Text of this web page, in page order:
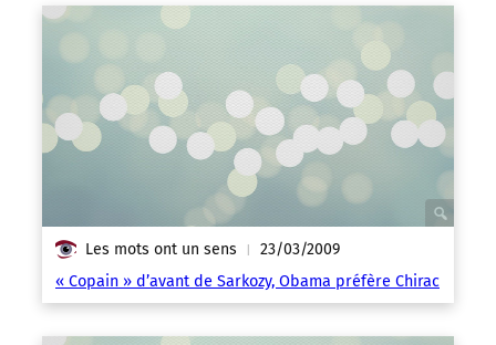
Les mots ont un sens | 23/03/2009
« Copain » d’avant de Sarkozy, Obama préfère Chirac